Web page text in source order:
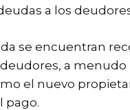
a los
se encuentran
a
el nuevo
pago.